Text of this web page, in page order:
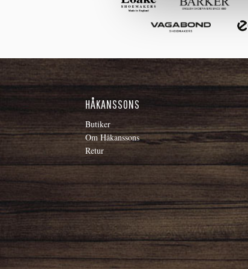
HÅKANSSONS
Butiker
Om Håkanssons
Retur